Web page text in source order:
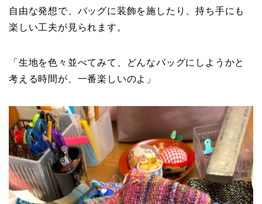
自由な発想で、バッグに装飾を施したり、持ち手にも
楽しい工夫が見られます。
「生地を色々並べてみて、どんなバッグにしようかと
考える時間が、一番楽しいのよ」